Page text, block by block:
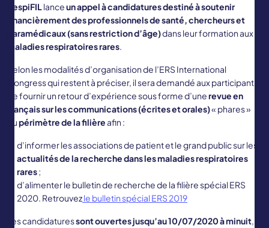
RespiFILlanceun appel à candidatures destiné à soutenir
financièrement des professionnels de santé, chercheurs et
paramédicaux (sans restriction d’âge)dans leur formation aux
maladies respiratoires rares.
Selon les modalités d’organisation de l’ERS International
Congress qui restent à préciser, il sera demandé aux participants
de fournir un retour d’expérience sous forme d’unerevue en
français sur les communications (écrites et orales)« phares »
dupérimètre de la filièreafin :
d’informer les associations de patient et le grand public sur les
actualités de la recherche dans les maladies respiratoires
rares;
d’alimenter le bulletin de recherche de la filière spécial ERS
2020. Retrouvezle bulletin spécial ERS 2019
Les candidaturessont ouvertes jusqu’au 10/07/2020 à minuit,